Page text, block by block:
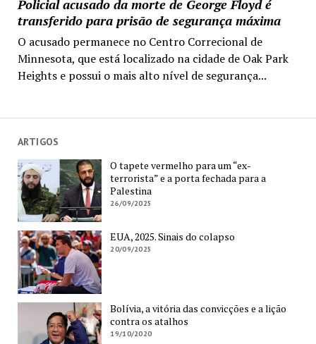
Policial acusado da morte de George Floyd é
transferido para prisão de segurança máxima
O acusado permanece no Centro Correcional de
Minnesota, que está localizado na cidade de Oak Park
Heights e possui o mais alto nível de segurança...
ARTIGOS
O tapete vermelho para um “ex-
terrorista” e a porta fechada para a
Palestina
26/09/2025
EUA, 2025. Sinais do colapso
20/09/2025
Bolívia, a vitória das convicções e a lição
contra os atalhos
19/10/2020